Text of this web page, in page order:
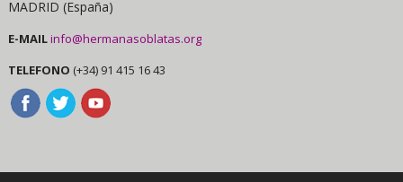
MADRID (España)
E-MAILinfo@hermanasoblatas.org
TELEFONO (+34) 91 415 16 43